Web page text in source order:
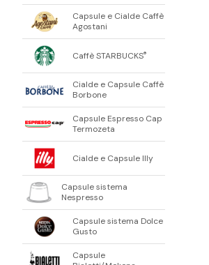
Capsule e Cialde Caffè
Agostani
Caffè STARBUCKS®
Cialde e Capsule Caffè
Borbone
Capsule Espresso Cap
Termozeta
Cialde e Capsule Illy
Capsule sistema
Nespresso
Capsule sistema Dolce
Gusto
Capsule